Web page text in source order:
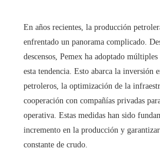
En años recientes, la producción
enfrentado un panorama complicado.
descensos, Pemex ha adoptado
esta tendencia. Esto abarca la inversión
petroleros, la optimización de la
cooperación con compañías privadas
operativa. Estas medidas han sido
incremento en la producción y
constante de crudo.